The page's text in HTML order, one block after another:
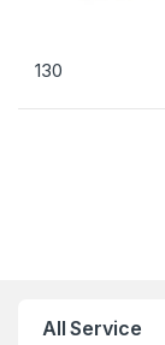
130
All Service